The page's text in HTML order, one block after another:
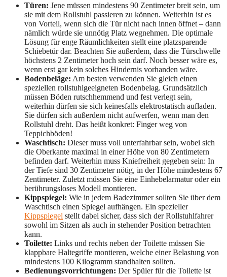
Türen: Jene müssen mindestens 90 Zentimeter breit sein, um
sie mit dem Rollstuhl passieren zu können. Weiterhin ist es
von Vorteil, wenn sich die Tür nicht nach innen öffnet – dann
nämlich würde sie unnötig Platz wegnehmen. Die optimale
Lösung für enge Räumlichkeiten stellt eine platzsparende
Schiebetür dar. Beachten Sie außerdem, dass die Türschwelle
höchstens 2 Zentimeter hoch sein darf. Noch besser wäre es,
wenn erst gar kein solches Hindernis vorhanden wäre.
Bodenbeläge: Am besten verwenden Sie gleich einen
speziellen rollstuhlgeeigneten Bodenbelag. Grundsätzlich
müssen Böden rutschhemmend und fest verlegt sein,
weiterhin dürfen sie sich keinesfalls elektrostatisch aufladen.
Sie dürfen sich außerdem nicht aufwerfen, wenn man den
Rollstuhl dreht. Das heißt konkret: Finger weg von
Teppichböden!
Waschtisch: Dieser muss voll unterfahrbar sein, wobei sich
die Oberkante maximal in einer Höhe von 80 Zentimetern
befinden darf. Weiterhin muss Kniefreiheit gegeben sein: In
der Tiefe sind 30 Zentimeter nötig, in der Höhe mindestens 67
Zentimeter. Zuletzt müssen Sie eine Einhebelarmatur oder ein
berührungsloses Modell montieren.
Kippspiegel: Wie in jedem Badezimmer sollten Sie über dem
Waschtisch einen Spiegel aufhängen. Ein spezieller
Kippspiegel stellt dabei sicher, dass sich der Rollstuhlfahrer
sowohl im Sitzen als auch in stehender Position betrachten
kann.
Toilette: Links und rechts neben der Toilette müssen Sie
klappbare Haltegriffe montieren, welche einer Belastung von
mindestens 100 Kilogramm standhalten sollten.
Bedienungsvorrichtungen: Der Spüler für die Toilette ist